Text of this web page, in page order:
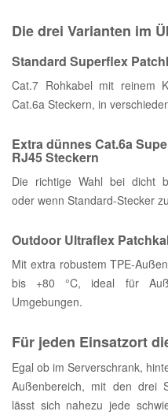
Die drei Varianten im
Standard Superflex
Cat.7 Rohkabel mit reinem
Cat.6a Steckern, in
Extra dünnes Cat.6a
RJ45 Steckern
Die richtige Wahl bei dicht
oder wenn Standard-Stecker
Outdoor Ultraflex
Mit extra robustem TPE-
bis +80 °C, ideal für
Umgebungen.
Für jeden Einsatzort
Egal ob im Serverschrank,
Außenbereich, mit den drei
lässt sich nahezu jede